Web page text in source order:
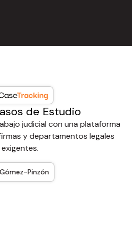
de Estudio
judicial con una plataforma
y departamentos legales
exigentes.
Gómez-Pinzón